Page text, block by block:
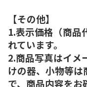
【その他】
1.表示価格（商品
れています。
2.商品写真はイメ
けの器、小物等は
で、商品内容をお